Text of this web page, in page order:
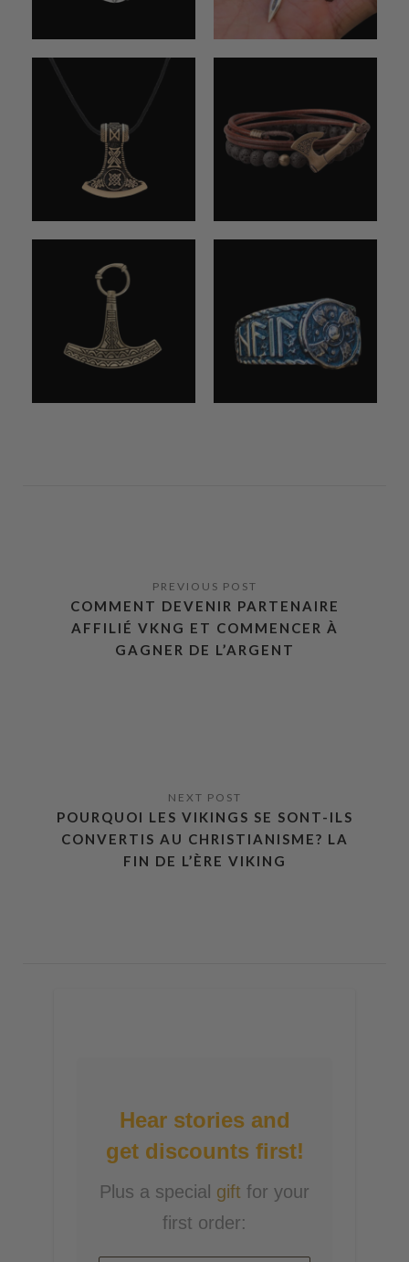
COMMENT DEVENIR PARTENAIRE
AFFILIÉ VKNG ET COMMENCER À
GAGNER DE L’ARGENT
POURQUOI LES VIKINGS SE SONT-ILS
CONVERTIS AU CHRISTIANISME? LA
FIN DE L’ÈRE VIKING
Hear stories and
get discounts first!
Plus a special gift for your
first order: